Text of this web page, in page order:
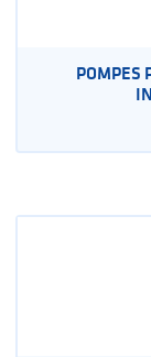
POMPES